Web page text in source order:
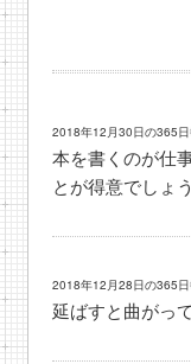
2018年12月30日の365
本を書くのが仕
とが得意でしょ
2018年12月28日の365
延ばすと曲がっ